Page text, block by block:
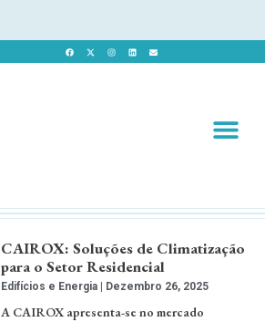
CAIROX: Soluções de Climatização
para o Setor Residencial
Edifícios e Energia Dezembro 26, 2025
A CAIROX apresenta-se no mercado